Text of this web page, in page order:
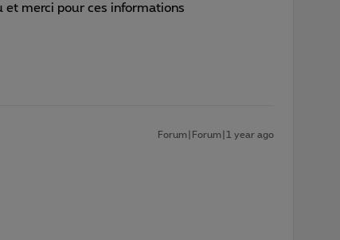
et merci pour ces informations
Forum|Forum|1 year ago